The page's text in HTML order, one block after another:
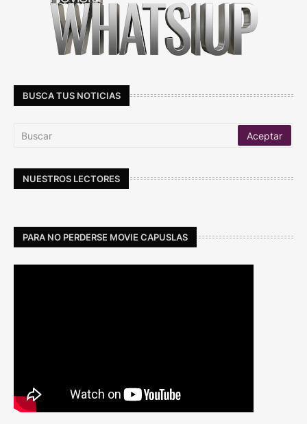
BUSCA TUS NOTICIAS
NUESTROS LECTORES
PARA NO PERDERSE MOVIE CAPUSLAS